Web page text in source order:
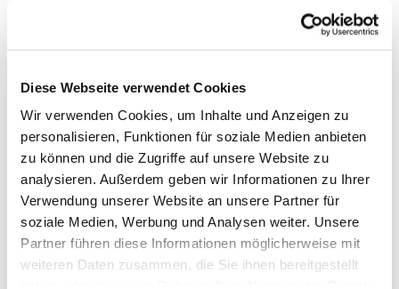
Diese Webseite verwendet Cookies
Wir verwenden Cookies, um Inhalte und Anzeigen zu
personalisieren, Funktionen für soziale Medien anbieten
zu können und die Zugriffe auf unsere Website zu
analysieren. Außerdem geben wir Informationen zu Ihrer
Verwendung unserer Website an unsere Partner für
soziale Medien, Werbung und Analysen weiter. Unsere
Partner führen diese Informationen möglicherweise mit
weiteren Daten zusammen, die Sie ihnen bereitgestellt
Versöhnungskirche, Preins Feld 8,
Pfarrerin Kirsten Sowa, Pfarrer Uwe
Gerstenkorn, Konfi-Team